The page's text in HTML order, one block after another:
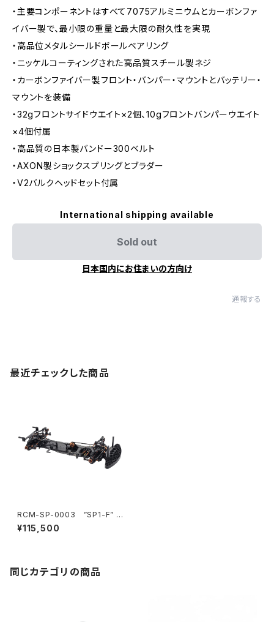
・主要コンポーネントはすべて7075アルミニウムとカーボンファ
イバー製で、最小限の重量と最大限の耐久性を実現
・高品位メタルシールドボールベアリング
・ニッケルコーティングされた高品質スチール製ネジ
・カーボンファイバー製フロント・バンパー・マウントとバッテリー・
マウントを装備
・32gフロントサイドウエイト×2個、10gフロントバンパーウエイト
×4個付属
・高品質の日本製バンドー300ベルト
・AXON製ショックスプリングとブラダー
・V2バルクヘッドセット付属
International shipping available
Sold out
日本国内にお住まいの方向け
通報する
最近チェックした商品
RCM-SP-0003 ”SP1-F” 1/
10 電動オンロードFFツーリン
グカーキット カーボンシャーシ
¥115,500
同じカテゴリの商品